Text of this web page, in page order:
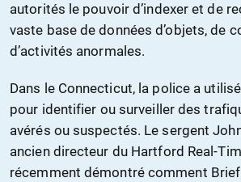
autorités le pouvoir d’indexer et de
vaste base de données d’objets, de
d’activités anormales.
Dans le Connecticut, la police a
pour identifier ou surveiller des
avérés ou suspectés. Le sergent
ancien directeur du Hartford Real-
récemment démontré comment